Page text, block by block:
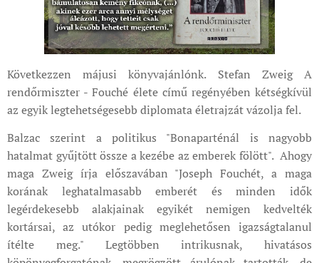
Következzen májusi könyvajánlónk. Stefan Zweig A
rendőrmiszter - Fouché élete című regényében kétségkívül
az egyik legtehetségesebb diplomata életrajzát vázolja fel.
Balzac szerint a politikus "Bonaparténál is nagyobb
hatalmat gyűjtött össze a kezébe az emberek fölött". Ahogy
maga Zweig írja előszavában "Joseph Fouchét, a maga
korának leghatalmasabb emberét és minden idők
legérdekesebb alakjainak egyikét nemigen kedvelték
kortársai, az utókor pedig meglehetősen igazságtalanul
ítélte meg." Legtöbben intrikusnak, hivatásos